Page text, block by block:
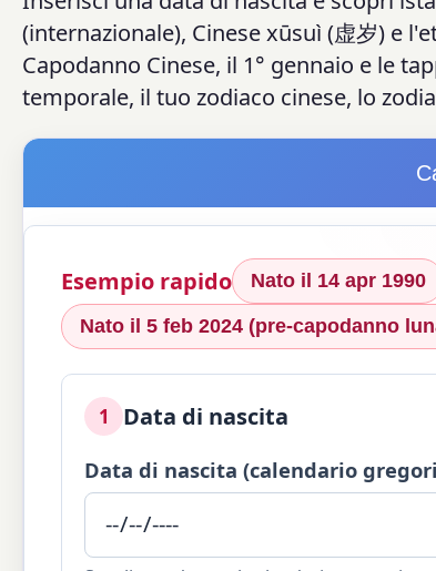
(internazionale), Cinese xūsuì (虚岁) e
Capodanno Cinese, il 1° gennaio e le
temporale, il tuo zodiaco cinese, lo
Esempio rapido Nato il 14 apr 1990
Nato il 5 feb 2024 (pre-capodanno
1 Data di nascita
Data di nascita (calendario